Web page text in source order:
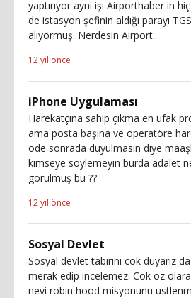
yaptırıyor aynı işi Airporthaber in
de istasyon şefinin aldığı parayı
alıyormuş. Nerdesin Airport...
12 yıl önce
iPhone Uygulaması
Harekatçına sahip çıkma en ufak
ama posta başına ve operatöre
öde sonrada duyulmasın diye
kimseye söylemeyin burda adalet
görülmüş bu ??
12 yıl önce
Sosyal Devlet
Sosyal devlet tabirini cok duyariz
merak edip incelemez. Cok oz
nevi robin hood misyonunu